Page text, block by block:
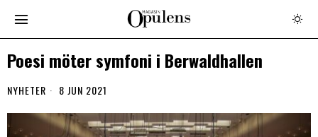
Poesi möter symfoni i Berwaldhallen
NYHETER 8 JUN 2021